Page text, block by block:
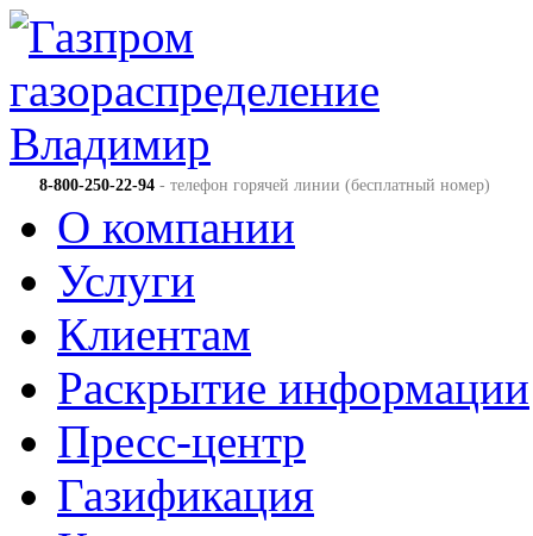
8-800-250-22-94 - телефон горячей линии (бесплатный номер)
О компании
Услуги
Клиентам
Раскрытие информации
Пресс-центр
Газификация